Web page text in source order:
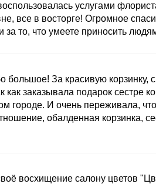
услугами
все в восторге! Огромное
за то, что умеете приносить
большое! За красивую корзинку,
как заказывала подарок сестре
городе. И очень переживала,
обалденная корзинка,
восхищение салону цветов